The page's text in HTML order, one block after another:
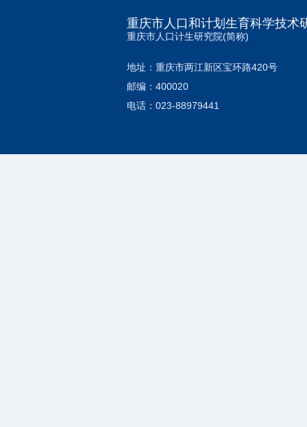
重庆市人口和计划生育科学技术
重庆市人口计生研究院(简称)
地址：重庆市两江新区宝环路420号
邮编：400020
电话：023-88979441